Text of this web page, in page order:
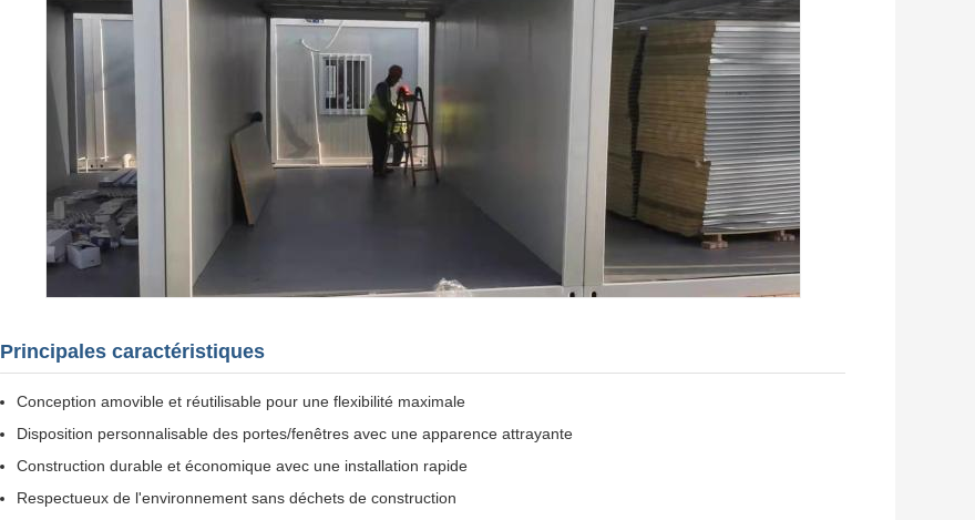
Principales caractéristiques
Conception amovible et réutilisable pour une flexibilité maximale
Disposition personnalisable des portes/fenêtres avec une apparence attrayante
Construction durable et économique avec une installation rapide
Respectueux de l'environnement sans déchets de construction